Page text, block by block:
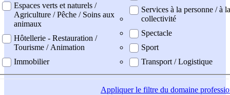
Espaces verts et naturels /
Agriculture / Pêche / Soins aux
animaux
Hôtellerie - Restauration /
Tourisme / Animation
Immobilier
Services à la personne / à la
collectivité
Spectacle
Sport
Transport / Logistique
Appliquerle filtre du domaine